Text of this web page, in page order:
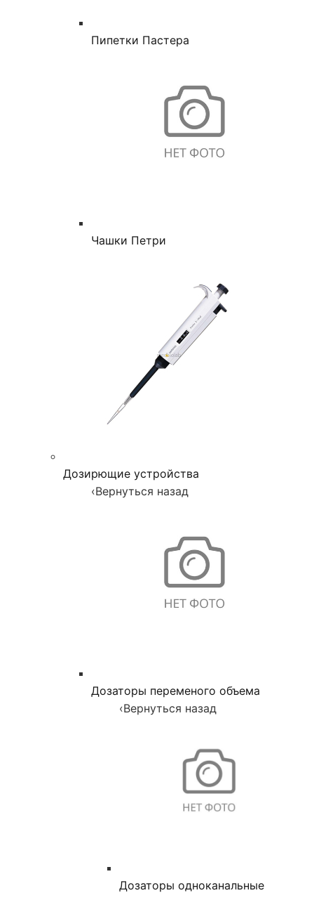
Пипетки Пастера
Чашки Петри
Дозирющие устройства
‹Вернуться назад
Дозаторы переменого объема
‹Вернуться назад
Дозаторы одноканальные